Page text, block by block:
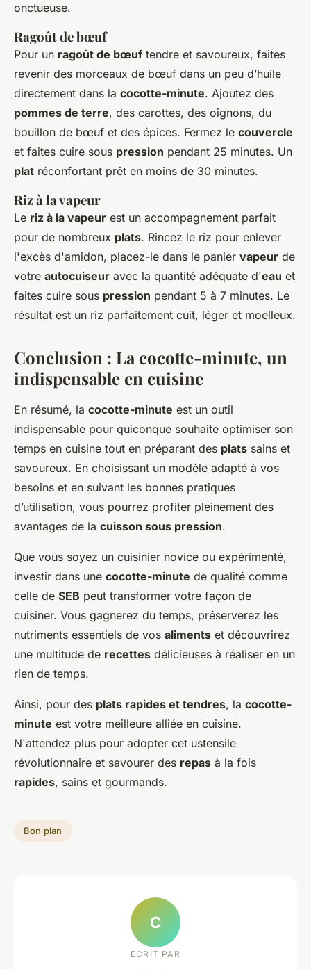
onctueuse.
Ragoût de bœuf
Pour un ragoût de bœuf tendre et savoureux, faites
revenir des morceaux de bœuf dans un peu d’huile
directement dans la cocotte-minute. Ajoutez des
pommes de terre, des carottes, des oignons, du
bouillon de bœuf et des épices. Fermez le couvercle
et faites cuire sous pression pendant 25 minutes. Un
plat réconfortant prêt en moins de 30 minutes.
Riz à la vapeur
Le riz à la vapeur est un accompagnement parfait
pour de nombreux plats. Rincez le riz pour enlever
l'excès d'amidon, placez-le dans le panier vapeur de
votre autocuiseur avec la quantité adéquate d'eau et
faites cuire sous pression pendant 5 à 7 minutes. Le
résultat est un riz parfaitement cuit, léger et moelleux.
Conclusion : La cocotte-minute, un
indispensable en cuisine
En résumé, la cocotte-minute est un outil
indispensable pour quiconque souhaite optimiser son
temps en cuisine tout en préparant des plats sains et
savoureux. En choisissant un modèle adapté à vos
besoins et en suivant les bonnes pratiques
d’utilisation, vous pourrez profiter pleinement des
avantages de la cuisson sous pression.
Que vous soyez un cuisinier novice ou expérimenté,
investir dans une cocotte-minute de qualité comme
celle de SEB peut transformer votre façon de
cuisiner. Vous gagnerez du temps, préserverez les
nutriments essentiels de vos aliments et découvrirez
une multitude de recettes délicieuses à réaliser en un
rien de temps.
Ainsi, pour des plats rapides et tendres, la cocotte-
minute est votre meilleure alliée en cuisine.
N'attendez plus pour adopter cet ustensile
révolutionnaire et savourer des repas à la fois
rapides, sains et gourmands.
Bon plan
C
ECRIT PAR